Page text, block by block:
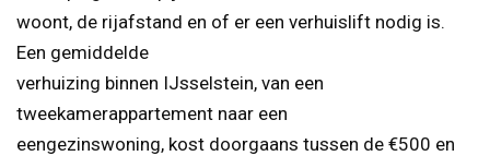
woont, de rijafstand en of er een verhuislift nodig is.
Een gemiddelde
verhuizing binnen IJsselstein, van een
tweekamerappartement naar een
eengezinswoning, kost doorgaans tussen de €500 en